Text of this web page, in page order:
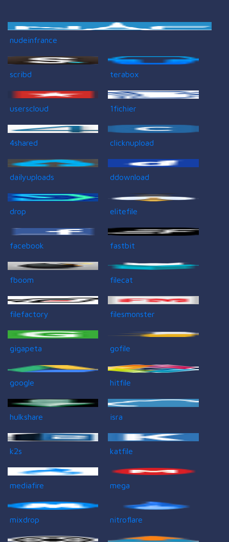
nudeinfrance
scribd terabox
userscloud 1fichier
4shared clicknupload
dailyuploads ddownload
drop elitefile
facebook fastbit
fboom filecat
filefactory filesmonster
gigapeta gofile
google hitfile
hulkshare isra
k2s katfile
mediafire mega
mixdrop nitroflare